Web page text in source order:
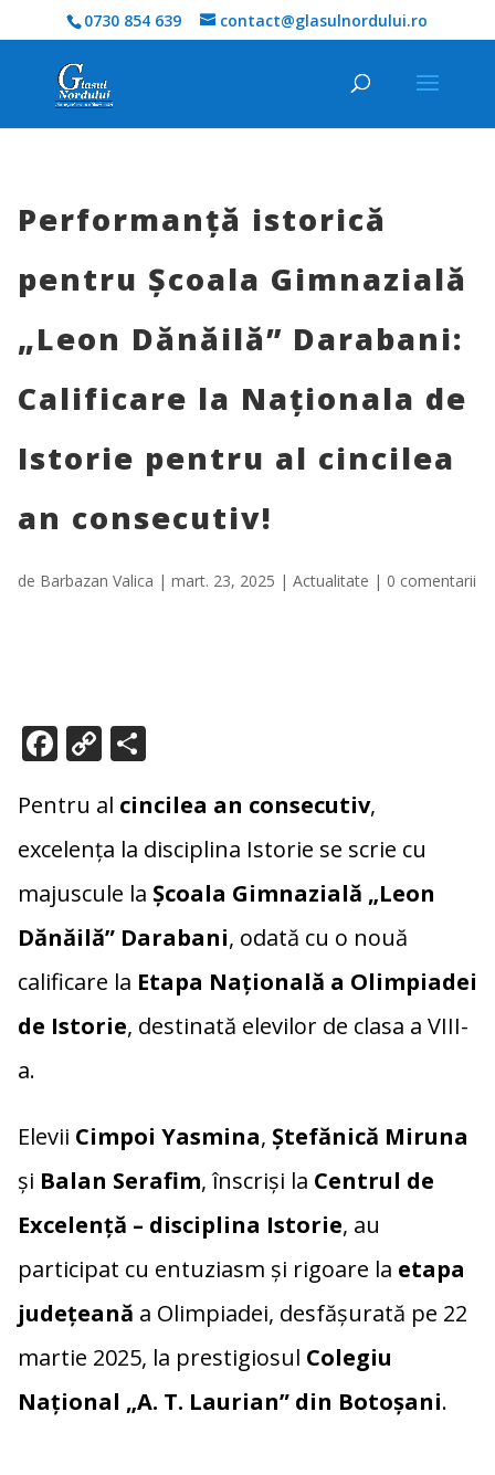
0730 854 639 contact@glasulnordului.ro
Performanță istorică
pentru Școala Gimnazială
„Leon Dănăilă” Darabani:
Calificare la Naționala de
Istorie pentru al cincilea
an consecutiv!
de Barbazan Valica | mart. 23, 2025 | Actualitate | 0 comentarii
F
e
b
o
o
k
C
p
y
Li
n
k
P
ta
je
az
ă
Pentru al cincilea an consecutiv,
excelența la disciplina Istorie se scrie cu
majuscule la Școala Gimnazială „Leon
Dănăilă” Darabani, odată cu o nouă
calificare la Etapa Națională a Olimpiadei
de Istorie, destinată elevilor de clasa a VIII-
a.
Elevii Cimpoi Yasmina, Ștefănică Miruna
și Balan Serafim, înscriși la Centrul de
Excelență – disciplina Istorie, au
participat cu entuziasm și rigoare la etapa
județeană a Olimpiadei, desfășurată pe 22
martie 2025, la prestigiosul Colegiu
Național „A. T. Laurian” din Botoșani.